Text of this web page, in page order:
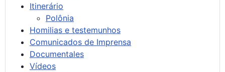
Itinerário
Polônia
Homilias e testemunhos
Comunicados de Imprensa
Documentales
Vídeos